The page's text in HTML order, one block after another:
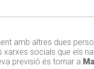
amb altres dues
socials que els
previsió és tornar a